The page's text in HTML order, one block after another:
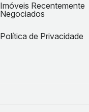
Imóveis Recentemente
Negociados
Política de Privacidade